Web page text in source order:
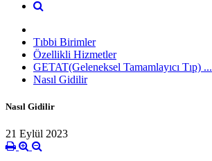
Tıbbi Birimler
Özellikli Hizmetler
GETAT(Geleneksel Tamamlayıcı Tıp) ...
Nasıl Gidilir
Nasıl Gidilir
21 Eylül 2023